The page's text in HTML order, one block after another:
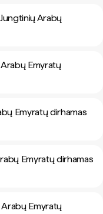
Arabų
Emyratų
Emyratų dirhamas
Emyratų dirhamas
Emyratų